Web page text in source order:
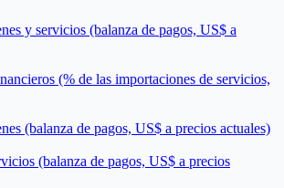
y servicios (balanza de pagos, US$ a
(% de las importaciones de servicios,
(balanza de pagos, US$ a precios actuales)
(balanza de pagos, US$ a precios